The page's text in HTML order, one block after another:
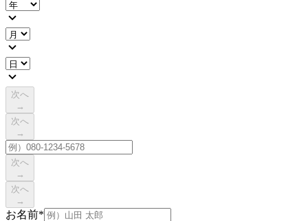
次へ
→
次へ
→
次へ
→
次へ
→
お名前*